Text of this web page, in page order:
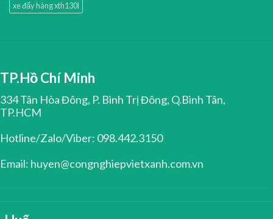
xe đẩy hàng xth130l
TP.Hồ Chí Minh
334 Tân Hòa Đông, P. Bình Trị Đông, Q.Bình Tân,
TP.HCM
Hotline/Zalo/Viber: 098.442.3150
Email: huyen@congnghiepvietxanh.com.vn